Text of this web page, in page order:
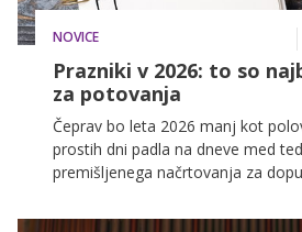
NOVICE
Prazniki v 2026: to so
za potovanja
Čeprav bo leta 2026 manj kot
prostih dni padla na dneve med
premišljenega načrtovanja za
praznikov se bomo prihodnje leto